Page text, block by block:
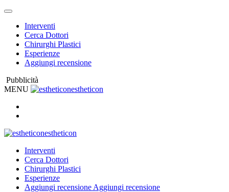
Interventi
Cerca Dottori
Chirurghi Plastici
Esperienze
Aggiungi recensione
Pubblicità
MENU
estheticon
estheticon
Interventi
Cerca Dottori
Chirurghi Plastici
Esperienze
Aggiungi recensione Aggiungi recensione